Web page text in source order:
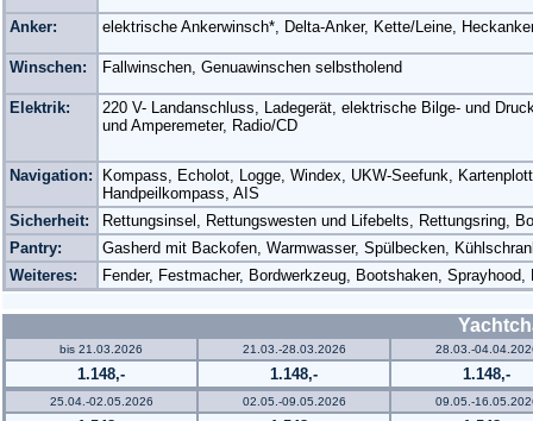
Anker: elektrische Ankerwinsch*, Delta-Anker, Kette/Leine,
Winschen: Fallwinschen, Genuawinschen selbstholend
Elektrik:
220 V- Landanschluss, Ladegerät, elektrische Bilge- und
und Amperemeter, Radio/CD
Navigation:
Kompass, Echolot, Logge, Windex, UKW-Seefunk,
Handpeilkompass, AIS
Sicherheit:
Rettungsinsel, Rettungswesten und Lifebelts, Rettungsring,
Pantry:
Gasherd mit Backofen, Warmwasser, Spülbecken,
Weiteres:
Fender, Festmacher, Bordwerkzeug, Bootshaken,
bis 21.03.2026 21.03.-28.03.2026 28.03.-
1.148,- 1.148,- 1.148,-
25.04.-02.05.2026 02.05.-09.05.2026 09.05.-